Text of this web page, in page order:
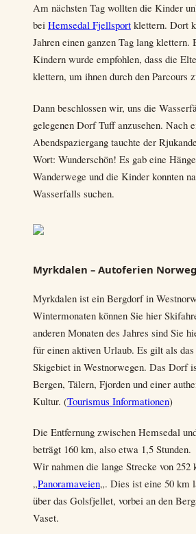
Am nächsten Tag wollten die Kinder
bei Hemsedal Fjellsport klettern. Dort
Jahren einen ganzen Tag lang klettern.
Kindern wurde empfohlen, dass die
klettern, um ihnen durch den Parcours
Dann beschlossen wir, uns die
gelegenen Dorf Tuff anzusehen. Nach
Abendspaziergang tauchte der
Wort: Wunderschön! Es gab eine
Wanderwege und die Kinder konnten
Wasserfalls suchen.
Myrkdalen – Autoferien
Myrkdalen ist ein Bergdorf in
Wintermonaten können Sie hier
anderen Monaten des Jahres sind Sie
für einen aktiven Urlaub. Es gilt als das
Skigebiet in Westnorwegen. Das Dorf
Bergen, Tälern, Fjorden und einer
Kultur. (Tourismus Informationen)
Die Entfernung zwischen Hemsedal
beträgt 160 km, also etwa 1,5 Stunden.
Wir nahmen die lange Strecke von 252
„Panoramaveien„. Dies ist eine 50 km
über das Golsfjellet, vorbei an den
Vaset.